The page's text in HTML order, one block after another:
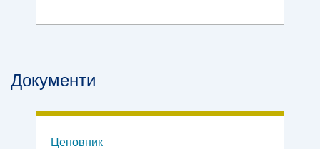
Документи
Ценовник